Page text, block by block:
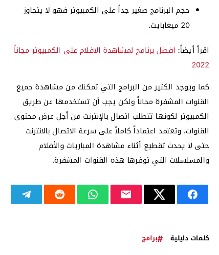
حجم البرنامج صغير جداً على الكمبيوتر فهو لا يتجاوز
20 ميغابايت.
اقرأ أيضاً: افضل برنامج لمشاهدة الافلام على الكمبيوتر مجاناً
2022
كما ويوجد الكثير من البرامج التي تمكنك من مشاهدة جميع
القنوات المشفرة مجاناً ولكن يجب أن تستخدمها عن طريق
الكمبيوتر لكونها تتطلب اتصال بالإنترنت من أجل عرض محتوى
القنوات، وتعتمد اعتماداً كاملاً على سرعة الاتصال بالانترنت
حتى لا يحدث تقطيع أثناء مشاهدة المباريات والأفلام
والمسلسلات التي توفرها هذه القنوات المشفرة.
كلمات دليلية برامج